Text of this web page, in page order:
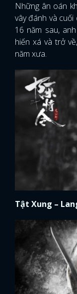
Những ân oán
vây đánh và
16 năm sau,
hiến xá và trở
năm xưa.
Tật Xung –